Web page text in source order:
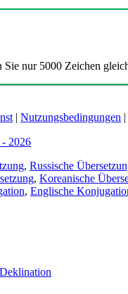
nur 5000 Zeichen
| Nutzungsbedingungen |
2026
, Russische
, Koreanische
, Englische